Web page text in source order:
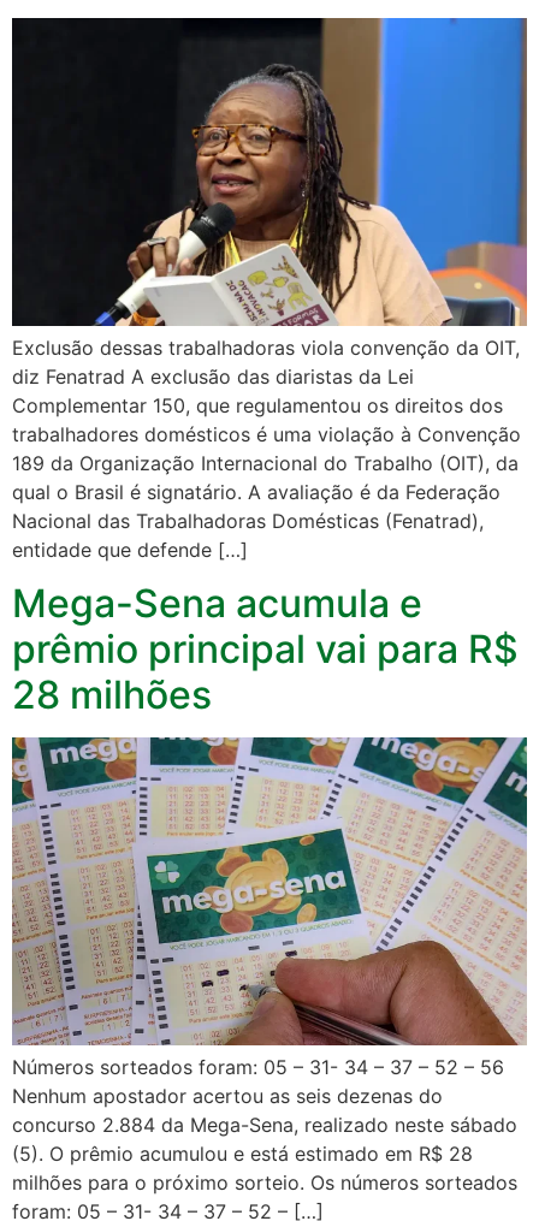
Exclusão dessas trabalhadoras viola convenção da OIT,
diz Fenatrad A exclusão das diaristas da Lei
Complementar 150, que regulamentou os direitos dos
trabalhadores domésticos é uma violação à Convenção
189 da Organização Internacional do Trabalho (OIT), da
qual o Brasil é signatário. A avaliação é da Federação
Nacional das Trabalhadoras Domésticas (Fenatrad),
entidade que defende […]
Mega-Sena acumula e
prêmio principal vai para R$
28 milhões
Números sorteados foram: 05 – 31- 34 – 37 – 52 – 56
Nenhum apostador acertou as seis dezenas do
concurso 2.884 da Mega-Sena, realizado neste sábado
(5). O prêmio acumulou e está estimado em R$ 28
milhões para o próximo sorteio. Os números sorteados
foram: 05 – 31- 34 – 37 – 52 – […]